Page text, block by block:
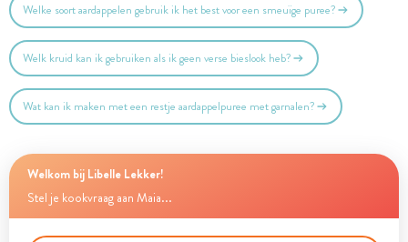
Welke soort aardappelen gebruik ik het best voor een smeuïge puree?
Welk kruid kan ik gebruiken als ik geen verse bieslook heb?
Wat kan ik maken met een restje aardappelpuree met garnalen?
Welkom bij Libelle Lekker!
Stel je kookvraag aan Maia...